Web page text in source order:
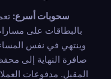
سحوبات أسرع:
وينتهي في نفس
صافرة النهاية إلى
المقبل. مدفوعات